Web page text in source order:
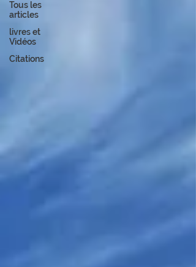
Tous les
articles
livres et
Vidéos
Citations